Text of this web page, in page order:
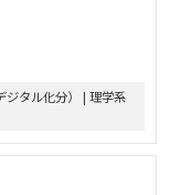
ジタル化分） | 理学系